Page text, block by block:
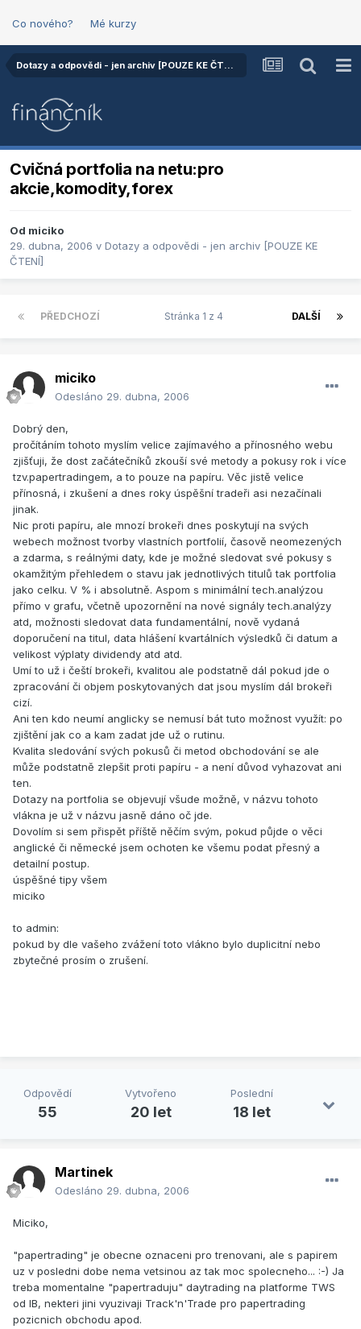
Co nového? Mé kurzy
Dotazy a odpovědi - jen archiv [POUZE KE ČTENÍ]
Cvičná portfolia na netu:pro
akcie,komodity,forex
Od miciko
29. dubna, 2006 v Dotazy a odpovědi - jen archiv [POUZE KE
ČTENÍ]
PŘEDCHOZÍ DALŠÍ
Stránka 1 z 4
miciko
Odesláno 29. dubna, 2006
Dobrý den,
pročítáním tohoto myslím velice zajímavého a přínosného webu
zjišťuji, že dost začátečníků zkouší své metody a pokusy rok i více
tzv.papertradingem, a to pouze na papíru. Věc jistě velice
přínosná, i zkušení a dnes roky úspěšní tradeři asi nezačínali
jinak.
Nic proti papíru, ale mnozí brokeři dnes poskytují na svých
webech možnost tvorby vlastních portfolií, časově neomezených
a zdarma, s reálnými daty, kde je možné sledovat své pokusy s
okamžitým přehledem o stavu jak jednotlivých titulů tak portfolia
jako celku. V % i absolutně. Aspom s minimální tech.analýzou
přímo v grafu, včetně upozornění na nové signály tech.analýzy
atd, možnosti sledovat data fundamentální, nově vydaná
doporučení na titul, data hlášení kvartálních výsledků či datum a
velikost výplaty dividendy atd atd.
Umí to už i čeští brokeři, kvalitou ale podstatně dál pokud jde o
zpracování či objem poskytovaných dat jsou myslím dál brokeři
cizí.
Ani ten kdo neumí anglicky se nemusí bát tuto možnost využít: po
zjištění jak co a kam zadat jde už o rutinu.
Kvalita sledování svých pokusů či metod obchodování se ale
může podstatně zlepšit proti papíru - a není důvod vyhazovat ani
ten.
Dotazy na portfolia se objevují všude možně, v názvu tohoto
vlákna je už v názvu jasně dáno oč jde.
Dovolím si sem přispět příště něčím svým, pokud půjde o věci
anglické či německé jsem ochoten ke všemu podat přesný a
detailní postup.
úspěšné tipy všem
miciko
to admin:
pokud by dle vašeho zvážení toto vlákno bylo duplicitní nebo
zbytečné prosím o zrušení.
Odpovědí
55
Vytvořeno
20 let
Poslední
18 let
Martinek
Odesláno 29. dubna, 2006
Miciko,
"papertrading" je obecne oznaceni pro trenovani, ale s papirem
uz v posledni dobe nema vetsinou az tak moc spolecneho... :-) Ja
treba momentalne "papertraduju" daytrading na platforme TWS
od IB, nekteri jini vyuzivaji Track'n'Trade pro papertrading
pozicnich obchodu apod.